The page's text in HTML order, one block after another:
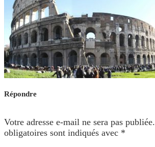
Répondre
Votre adresse e-mail ne sera pas publiée.
obligatoires sont indiqués avec *